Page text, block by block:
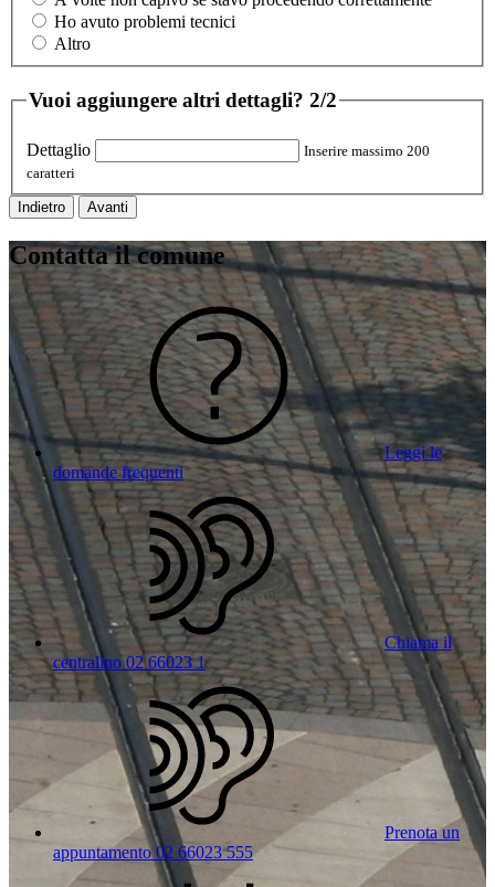
Ho avuto problemi tecnici
Altro
Vuoi aggiungere altri dettagli? 2/2
Dettaglio
Inserire massimo 200
caratteri
Indietro Avanti
Contatta il comune
Leggi le
domande frequenti
Chiama il
centralino 02 66023 1
Prenota un
appuntamento 02 66023 555